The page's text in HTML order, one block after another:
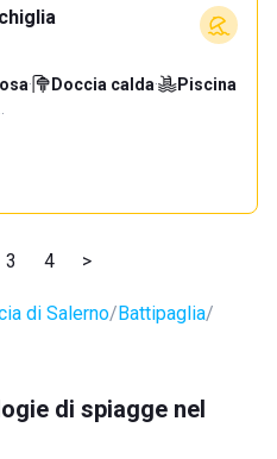
· Doccia calda·
Piscina
3 4 >
di Salerno Battipaglia
di spiagge nel